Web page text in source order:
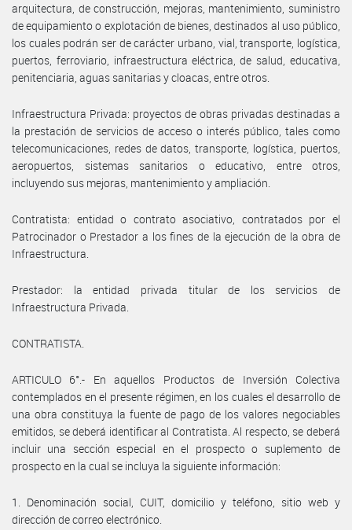
arquitectura, de construcción, mejoras, mantenimiento, suministro
de equipamiento o explotación de bienes, destinados al uso público,
los cuales podrán ser de carácter urbano, vial, transporte, logística,
puertos, ferroviario, infraestructura eléctrica, de salud, educativa,
penitenciaria, aguas sanitarias y cloacas, entre otros.
Infraestructura Privada: proyectos de obras privadas destinadas a
la prestación de servicios de acceso o interés público, tales como
telecomunicaciones, redes de datos, transporte, logística, puertos,
aeropuertos, sistemas sanitarios o educativo, entre otros,
incluyendo sus mejoras, mantenimiento y ampliación.
Contratista: entidad o contrato asociativo, contratados por el
Patrocinador o Prestador a los fines de la ejecución de la obra de
Infraestructura.
Prestador: la entidad privada titular de los servicios de
Infraestructura Privada.
CONTRATISTA.
ARTICULO 6°.- En aquellos Productos de Inversión Colectiva
contemplados en el presente régimen, en los cuales el desarrollo de
una obra constituya la fuente de pago de los valores negociables
emitidos, se deberá identificar al Contratista. Al respecto, se deberá
incluir una sección especial en el prospecto o suplemento de
prospecto en la cual se incluya la siguiente información:
1. Denominación social, CUIT, domicilio y teléfono, sitio web y
dirección de correo electrónico.